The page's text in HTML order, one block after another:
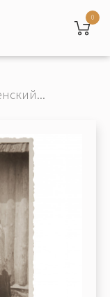
0